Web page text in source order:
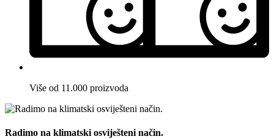
Više od 11.000 proizvoda
Radimo na klimatski osviješteni način.